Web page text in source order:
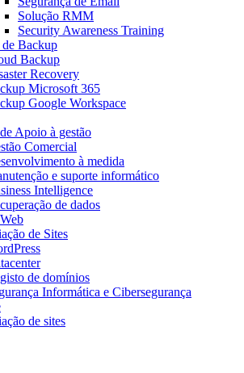
Solução RMM
Security Awareness Training
de Backup
Backup
Recovery
Microsoft 365
Google Workspace
Apoio à gestão
Comercial
à medida
e suporte informático
Intelligence
de dados
de Sites
de domínios
Informática e Cibersegurança
de sites